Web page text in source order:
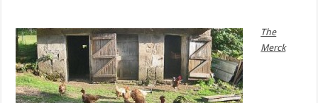
The
Merck